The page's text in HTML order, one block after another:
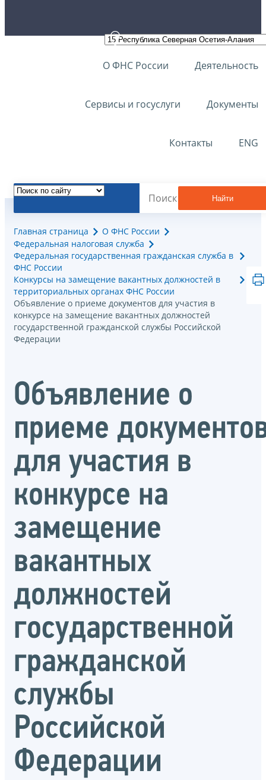
О ФНС России Деятельность
Сервисы и госуслуги Документы
Контакты ENG
Найти
Главная страница
О ФНС России
Федеральная налоговая служба
Федеральная государственная гражданская служба в
ФНС России
Конкурсы на замещение вакантных должностей в
территориальных органах ФНС России
Объявление о приеме документов для участия в
конкурсе на замещение вакантных должностей
государственной гражданской службы Российской
Федерации
Объявление о
приеме
для участия в
конкурсе на
замещение
вакантных
должностей
государственной
гражданской
службы
Российской
Федерации